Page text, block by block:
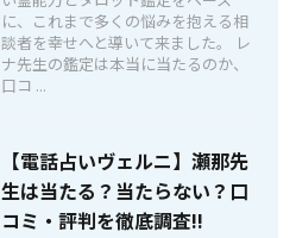
に、これまで多くの悩みを抱える相
談者を幸せへと導いて来ました。 レ
ナ先生の鑑定は本当に当たるのか、
口コ ...
【電話占いヴェルニ】瀬那先
生は当たる？当たらない？口
コミ・評判を徹底調査!!